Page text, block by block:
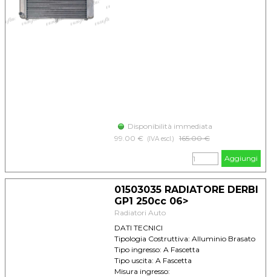
Disponibilità immediata
99.00 €
(IVA escl.) Prezzo senza sconto
165.00 €
Aggiungi
01503035 RADIATORE DERBI
GP1 250cc 06>
Radiatori Auto
DATI TECNICI
Tipologia Costruttiva: Alluminio Brasato
Tipo ingresso: A Fascetta
Tipo uscita: A Fascetta
Misura ingresso: